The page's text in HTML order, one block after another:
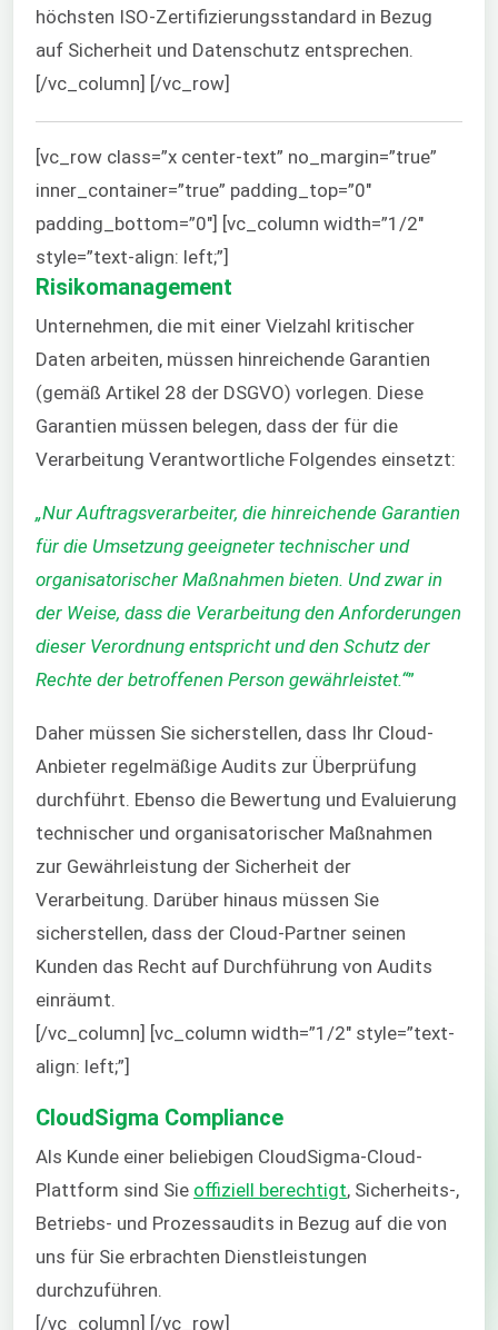
höchsten ISO-Zertifizierungsstandard in Bezug
auf Sicherheit und Datenschutz entsprechen.
[/vc_column] [/vc_row]
[vc_row class=”x center-text” no_margin=”true”
inner_container=”true” padding_top=”0″
padding_bottom=”0″] [vc_column width=”1/2″
style=”text-align: left;”]
Risikomanagement
Unternehmen, die mit einer Vielzahl kritischer
Daten arbeiten, müssen hinreichende Garantien
(gemäß Artikel 28 der DSGVO) vorlegen. Diese
Garantien müssen belegen, dass der für die
Verarbeitung Verantwortliche Folgendes einsetzt:
„Nur Auftragsverarbeiter, die hinreichende Garantien
für die Umsetzung geeigneter technischer und
organisatorischer Maßnahmen bieten. Und zwar in
der Weise, dass die Verarbeitung den Anforderungen
dieser Verordnung entspricht und den Schutz der
Rechte der betroffenen Person gewährleistet.“”
Daher müssen Sie sicherstellen, dass Ihr Cloud-
Anbieter regelmäßige Audits zur Überprüfung
durchführt. Ebenso die Bewertung und Evaluierung
technischer und organisatorischer Maßnahmen
zur Gewährleistung der Sicherheit der
Verarbeitung. Darüber hinaus müssen Sie
sicherstellen, dass der Cloud-Partner seinen
Kunden das Recht auf Durchführung von Audits
einräumt.
[/vc_column] [vc_column width=”1/2″ style=”text-
align: left;”]
CloudSigma Compliance
Als Kunde einer beliebigen CloudSigma-Cloud-
Plattform sind Sie offiziell berechtigt, Sicherheits-,
Betriebs- und Prozessaudits in Bezug auf die von
uns für Sie erbrachten Dienstleistungen
durchzuführen.
[/vc_column] [/vc_row]